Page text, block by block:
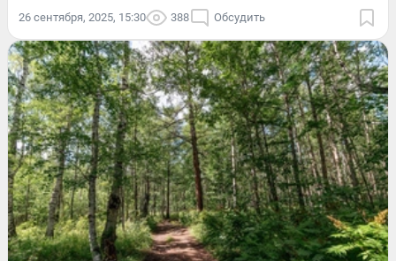
26 сентября, 2025, 15:30 388 Обсудить